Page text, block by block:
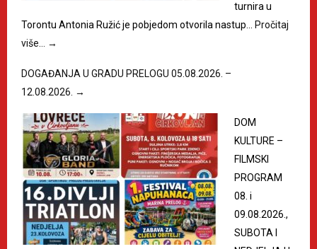
turnira u
Torontu Antonia Ružić je pobjedom otvorila nastup… Pročitaj
više… →
DOGAĐANJA U GRADU PRELOGU 05.08.2026. –
12.08.2026. →
DOM
KULTURE –
FILMSKI
PROGRAM
08. i
09.08.2026.,
SUBOTA I